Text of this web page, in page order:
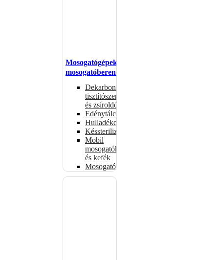
Mosogatógépek,
mosogatóberendezések
Dekarbonizáló
tisztítószerek
és zsíroldók
Edénytálcák
Hulladékdarálók
Késsterilizátorok
Mobil
mosogatók
és kefék
Mosogatógépkosarak